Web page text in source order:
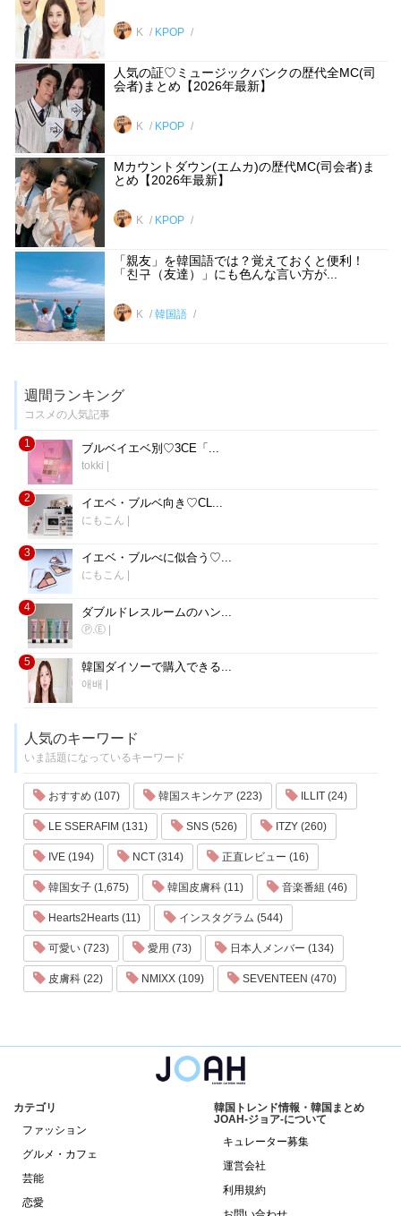
K KPOP
人気の証♡ミュージックバンクの歴代全MC(司
会者)まとめ【2026年最新】
K KPOP
Mカウントダウン(エムカ)の歴代MC(司会者)ま
とめ【2026年最新】
K KPOP
「親友」を韓国語では？覚えておくと便利！
「친구（友達）」にも色んな言い方が...
K 韓国語
週間ランキング
コスメの人気記事
1 ブルベイエベ別♡3CE「...
tokki |
2 イエベ・ブルベ向き♡CL...
にもこん |
3 イエベ・ブルべに似合う♡...
にもこん |
4 ダブルドレスルームのハン...
Ⓟ.Ⓔ |
5 韓国ダイソーで購入できる...
애배 |
人気のキーワード
いま話題になっているキーワード
おすすめ (107) 韓国スキンケア (223) ILLIT (24)
LE SSERAFIM (131) SNS (526) ITZY (260)
IVE (194) NCT (314) 正直レビュー (16)
韓国女子 (1,675) 韓国皮膚科 (11) 音楽番組 (46)
Hearts2Hearts (11) インスタグラム (544)
可愛い (723) 愛用 (73) 日本人メンバー (134)
皮膚科 (22) NMIXX (109) SEVENTEEN (470)
カテゴリ
ファッション
グルメ・カフェ
芸能
恋愛
韓国トレンド情報・韓国まとめ
JOAH-ジョア-について
キュレーター募集
運営会社
利用規約